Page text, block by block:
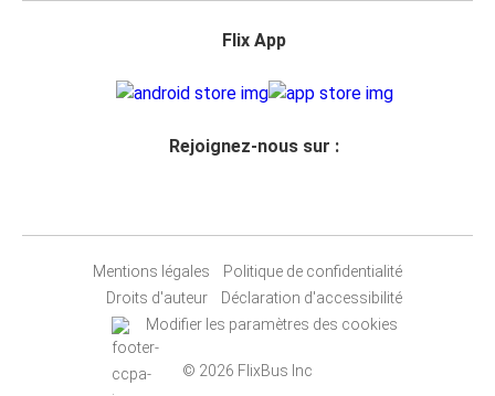
Flix App
Rejoignez-nous sur :
Mentions légales
Politique de confidentialité
Droits d'auteur
Déclaration d'accessibilité
Modifier les paramètres des cookies
© 2026 FlixBus Inc